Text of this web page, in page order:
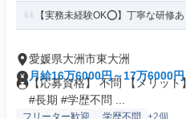
【実務未経験OK⭕️】丁寧な研修
愛媛県大洲市東大洲
月給16万6000円～17万6000円
【応募資格】 不問 【メリッ
#長期 #学歴不問 ...
フリーター歓迎 学歴不問 +2個